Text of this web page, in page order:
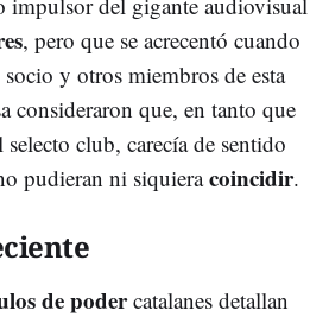
, pero que se acrecentó cuando
socio y otros miembros de esta
consideraron que, en tanto que
selecto club, carecía de sentido
pudieran ni siquieracoincidir.
de podercatalanes detallan